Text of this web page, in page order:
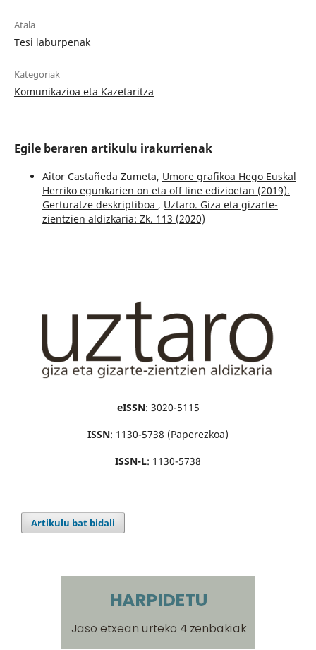
Atala
Tesi laburpenak
Kategoriak
Komunikazioa eta Kazetaritza
Egile beraren artikulu irakurrienak
Aitor Castañeda Zumeta, Umore grafikoa Hego Euskal
Herriko egunkarien on eta off line edizioetan (2019).
Gerturatze deskriptiboa , Uztaro. Giza eta gizarte-
zientzien aldizkaria: Zk. 113 (2020)
eISSN: 3020-5115
ISSN: 1130-5738 (Paperezkoa)
ISSN-L: 1130-5738
Artikulu bat bidali